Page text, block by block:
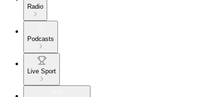
Radio
Podcasts
Live Sport